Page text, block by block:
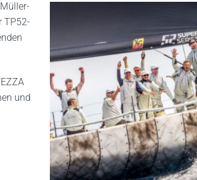
TP52-
und